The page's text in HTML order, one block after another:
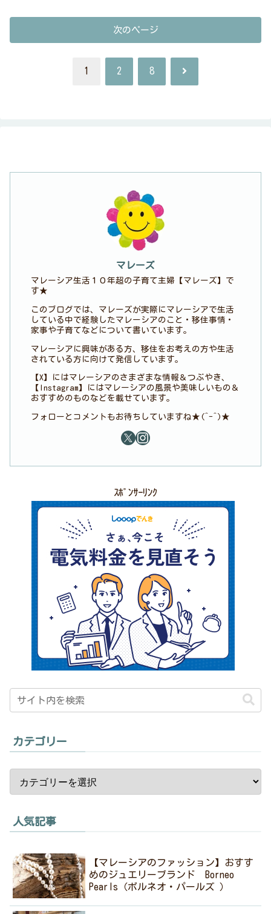
次のページ
1 2 8 次
マレーズ
マレーシア生活１０年超の子育て主婦【マレーズ】で
す★
このブログでは、マレーズが実際にマレーシアで生活
している中で経験したマレーシアのこと・移住事情・
家事や子育てなどについて書いています。
マレーシアに興味がある方、移住をお考えの方や生活
されている方に向けて発信しています。
【X】にはマレーシアのさまざまな情報＆つぶやき、
【Instagram】にはマレーシアの風景や美味しいもの＆
おすすめのものなどを載せています。
フォローとコメントもお待ちしていますね★(^-^)★
ｽﾎﾟﾝｻｰﾘﾝｸ
カテゴリー
人気記事
【マレーシアのファッション】おすす
めのジュエリーブランド Borneo
Pearls（ボルネオ・パールズ ）